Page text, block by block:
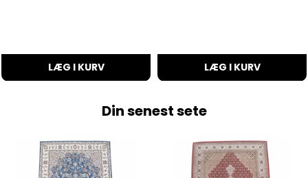
LÆG I KURV LÆG I KURV
Din senest sete